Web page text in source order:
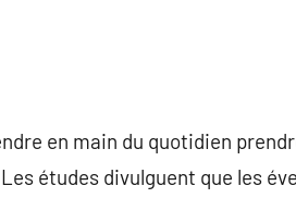
en main du quotidien
études divulguent que les